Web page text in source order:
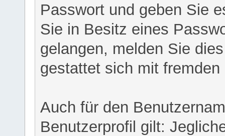
Passwort und geben Sie
Sie in Besitz eines
gelangen, melden Sie
gestattet sich mit
Auch für den
Benutzerprofil gilt: